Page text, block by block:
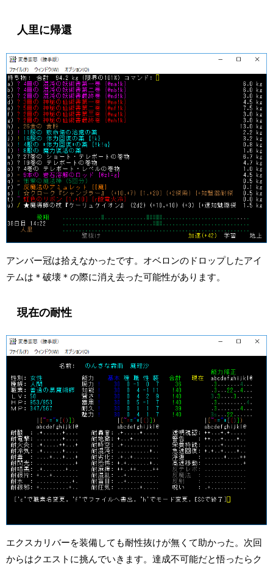
人里に帰還
アンバー冠は拾えなかったです。オベロンのドロップしたアイ
テムは＊破壊＊の際に消え去った可能性があります。
現在の耐性
エクスカリバーを装備しても耐性抜けが無くて助かった。次回
からはクエストに挑んでいきます。達成不可能だと悟ったらク